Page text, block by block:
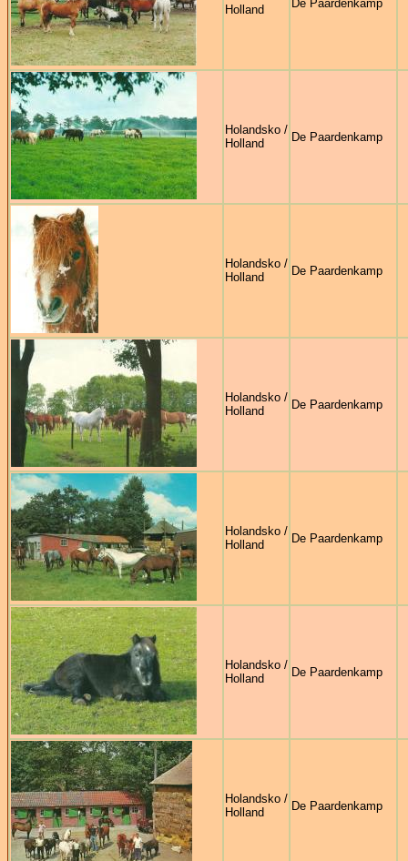
Holland
De Paardenkamp
Holandsko /
Holland
De Paardenkamp
Holandsko /
Holland
De Paardenkamp
Holandsko /
Holland
De Paardenkamp
Holandsko /
Holland
De Paardenkamp
Holandsko /
Holland
De Paardenkamp
Holandsko /
Holland
De Paardenkamp